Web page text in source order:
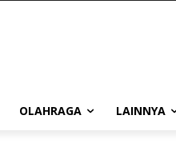
OLAHRAGA LAINNYA